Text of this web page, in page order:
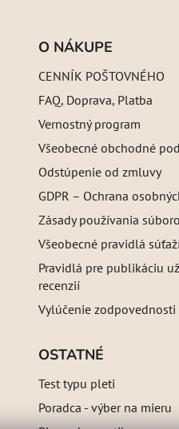
O NÁKUPE
CENNÍK POŠTOVNÉHO
FAQ, Doprava, Platba
Vernostný program
Všeobecné obchodné
Odstúpenie od zmluvy
GDPR – Ochrana
Zásady používania
Všeobecné pravidlá
Pravidlá pre publikáciu
recenzií
Vylúčenie zodpovednosti
OSTATNÉ
Test typu pleti
Poradca - výber na mieru